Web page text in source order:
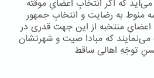
که اگر انتخابِ اعضایِ موقتّه
منوط به رضایت و انتخابِ جمهور
منتخبه از این جهت قدری در
می‌نمایند که مبادا صیت و شهرتشان
توجّهِ اهالی ساقط